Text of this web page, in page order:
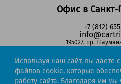
Офис в Санкт-
+7 (812)
195027, пр.
Склад самовывоза
пр-т Маршала
Используя наш сайт, вы даете
файлов cookie, которые
работу сайта. Благодаря им